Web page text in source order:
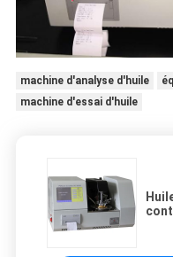
machine d'analyse d'huile
machine d'essai d'huile